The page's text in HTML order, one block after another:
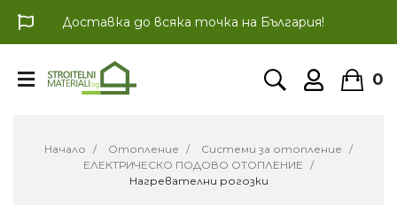
Доставка до всяка точка на България!
0
Начало Отопление
Системи за отопление
ЕЛЕКТРИЧЕСКО ПОДОВО ОТОПЛЕНИЕ
Нагревателни рогозки